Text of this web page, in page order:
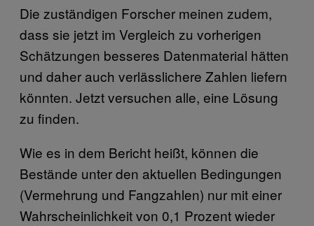
Die zuständigen Forscher meinen zudem,
dass sie jetzt im Vergleich zu vorherigen
Schätzungen besseres Datenmaterial hätten
und daher auch verlässlichere Zahlen liefern
könnten. Jetzt versuchen alle, eine Lösung
zu finden.
Wie es in dem Bericht heißt, können die
Bestände unter den aktuellen Bedingungen
(Vermehrung und Fangzahlen) nur mit einer
Wahrscheinlichkeit von 0,1 Prozent wieder